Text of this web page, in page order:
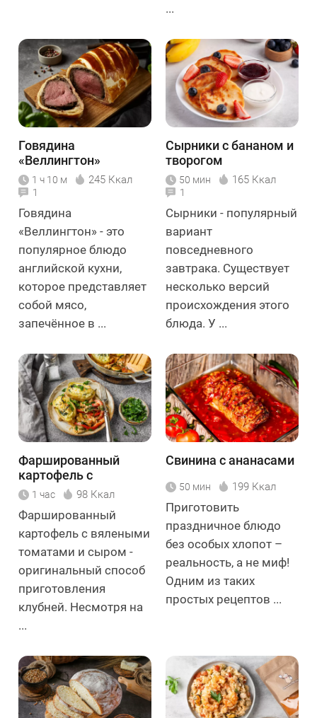
...
Говядина
«Веллингтон»
1 ч 10 м 245 Ккал
1
Говядина
«Веллингтон» - это
популярное блюдо
английской кухни,
которое представляет
собой мясо,
запечённое в ...
Сырники с бананом и
творогом
50 мин 165 Ккал
1
Сырники - популярный
вариант
повседневного
завтрака. Существует
несколько версий
происхождения этого
блюда. У ...
Фаршированный
картофель с
вялеными томатами
и сыром
1 час 98 Ккал
Фаршированный
картофель с вялеными
томатами и сыром -
оригинальный способ
приготовления
клубней. Несмотря на
...
Свинина с ананасами
50 мин 199 Ккал
Приготовить
праздничное блюдо
без особых хлопот –
реальность, а не миф!
Одним из таких
простых рецептов ...